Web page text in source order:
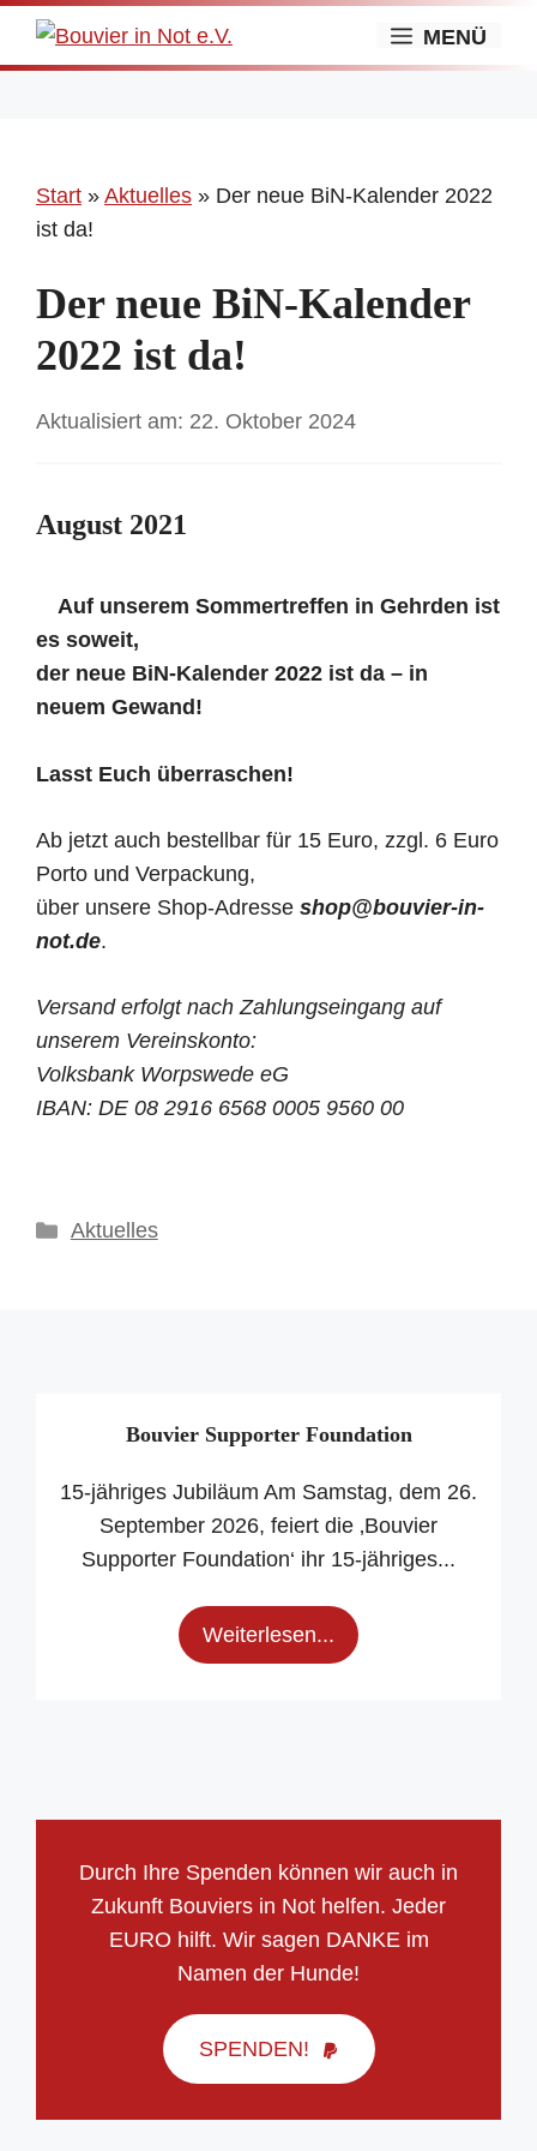
Zum
MENÜ
Start » Aktuelles » Der neue BiN-Kalender 2022
ist da!
Der neue BiN-Kalender
2022 ist da!
22. Oktober 2024
August 2021
Auf unserem Sommertreffen in Gehrden ist
es soweit,
der neue BiN-Kalender 2022 ist da – in
neuem Gewand!
Lasst Euch überraschen!
Ab jetzt auch bestellbar für 15 Euro, zzgl. 6 Euro
Porto und Verpackung,
über unsere Shop-Adresse shop@bouvier-in-
not.de.
Versand erfolgt nach Zahlungseingang auf
unserem Vereinskonto:
Volksbank Worpswede eG
IBAN: DE 08 2916 6568 0005 9560 00
Kategorien
Aktuelles
Bouvier Supporter Foundation
15-jähriges Jubiläum Am Samstag, dem 26.
September 2026, feiert die ‚Bouvier
Supporter Foundation‘ ihr 15-jähriges...
Weiterlesen...
Durch Ihre Spenden können wir auch in
Zukunft Bouviers in Not helfen. Jeder
EURO hilft. Wir sagen DANKE im
Namen der Hunde!
SPENDEN!